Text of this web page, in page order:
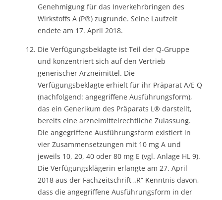
Genehmigung für das Inverkehrbringen des
Wirkstoffs A (P®) zugrunde. Seine Laufzeit
endete am 17. April 2018.
Die Verfügungsbeklagte ist Teil der Q-Gruppe
und konzentriert sich auf den Vertrieb
generischer Arzneimittel. Die
Verfügungsbeklagte erhielt für ihr Präparat A/E Q
(nachfolgend: angegriffene Ausführungsform),
das ein Generikum des Präparats L® darstellt,
bereits eine arzneimittelrechtliche Zulassung.
Die angegriffene Ausführungsform existiert in
vier Zusammensetzungen mit 10 mg A und
jeweils 10, 20, 40 oder 80 mg E (vgl. Anlage HL 9).
Die Verfügungsklägerin erlangte am 27. April
2018 aus der Fachzeitschrift „R“ Kenntnis davon,
dass die angegriffene Ausführungsform in der